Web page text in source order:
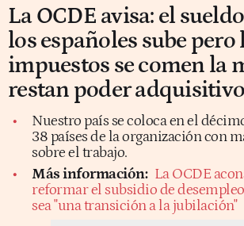
La OCDE avisa: el
los españoles sube pero
impuestos se comen la
restan poder adquisitivo
Nuestro país se coloca en el
38 países de la organización con
sobre el trabajo.
Más información: La OCDE
reformar el subsidio de
sea "una transición a la jubilación"